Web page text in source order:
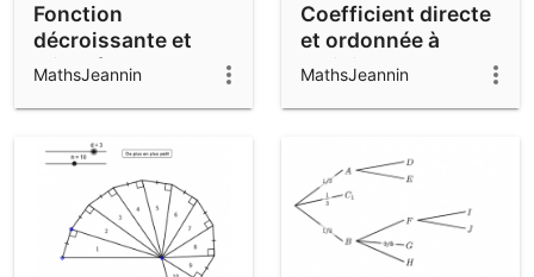
Community Resources
Get started with our Resources
Notes
App Downloads
Fonction
décroissante et
minorée dont la
dérivée ne tend pas
vers zéro
MathsJeannin
Coefficient directe
et ordonnée à
l'origine
MathsJeannin